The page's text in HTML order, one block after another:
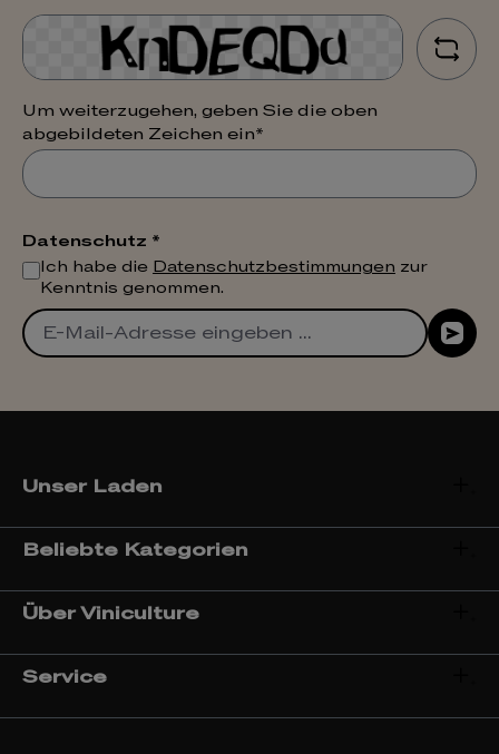
Um weiterzugehen, geben Sie die oben
abgebildeten Zeichen ein*
Datenschutz *
Ich habe die Datenschutzbestimmungen zur
Kenntnis genommen.
Unser Laden
Beliebte Kategorien
Über Viniculture
Service